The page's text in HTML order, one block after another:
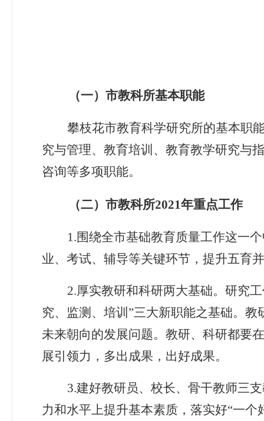
（一）市教科所基本职能
攀枝花市教育科学研究所的基本职
究与管理、教育培训、教育教学研究与
咨询等多项职能。
（二）市教科所2021年重点工作
1.围绕全市基础教育质量工作这一
业、考试、辅导等关键环节，提升五育
2.厚实教研和科研两大基础。研究
究、监测、培训”三大新职能之基础。
未来朝向的发展问题。教研、科研都要
展引领力，多出成果，出好成果。
3.建好教研员、校长、骨干教师三
力和水平上提升基本素质，落实好“一